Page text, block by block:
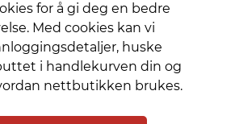
for å gi deg en bedre
Med cookies kan vi
huske
i handlekurven din og
nettbutikken brukes.
når du er
på farten.
Etuiet
kan
brettes
sammen